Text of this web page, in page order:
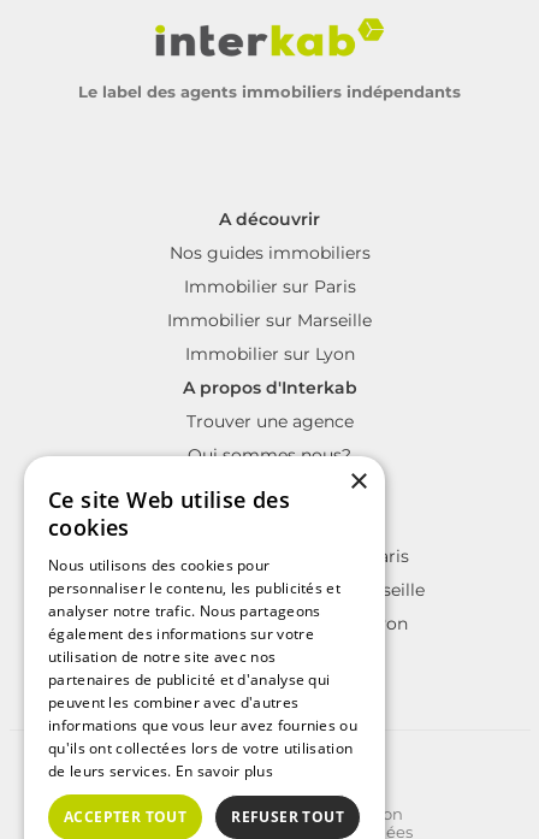
Le label des agents immobiliers indépendants
A découvrir
Nos guides immobiliers
Immobilier sur Paris
Immobilier sur Marseille
Immobilier sur Lyon
A propos d'Interkab
Trouver une agence
Qui sommes nous?
La charte Interkab
Annonces immobilières sur Paris
Annonces immobilières sur Marseille
Annonces immobilières sur Lyon
©2025 | Tous droits réservés
Plan du site
Conditions Générales d'Utilisation
Politique de protection des données
×
Ce site Web utilise des
cookies
Nous utilisons des cookies pour
personnaliser le contenu, les publicités et
analyser notre trafic. Nous partageons
également des informations sur votre
utilisation de notre site avec nos
partenaires de publicité et d'analyse qui
peuvent les combiner avec d'autres
informations que vous leur avez fournies ou
qu'ils ont collectées lors de votre utilisation
de leurs services. En savoir plus
ACCEPTER TOUT REFUSER TOUT